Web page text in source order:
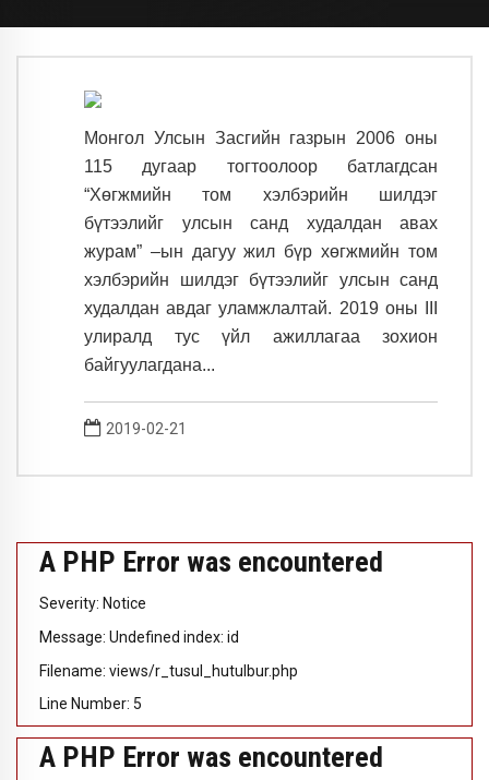
Монгол Улсын Засгийн газрын 2006 оны
115 дугаар тогтоолоор батлагдсан
“Хөгжмийн том хэлбэрийн шилдэг
бүтээлийг улсын санд худалдан авах
журам” –ын дагуу жил бүр хөгжмийн том
хэлбэрийн шилдэг бүтээлийг улсын санд
худалдан авдаг уламжлалтай. 2019 оны III
улиралд тус үйл ажиллагаа зохион
байгуулагдана...
2019-02-21
A PHP Error was encountered
Severity: Notice
Message: Undefined index: id
Filename: views/r_tusul_hutulbur.php
Line Number: 5
A PHP Error was encountered